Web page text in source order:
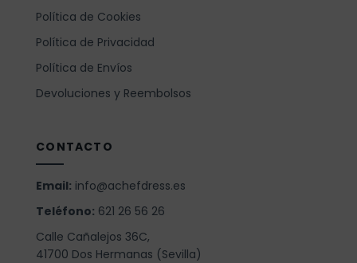
Política de Cookies
Política de Privacidad
Política de Envíos
Devoluciones y Reembolsos
CONTACTO
Email: info@achefdress.es
Teléfono: 621 26 56 26
Calle Cañalejos 36C,
41700 Dos Hermanas (Sevilla)